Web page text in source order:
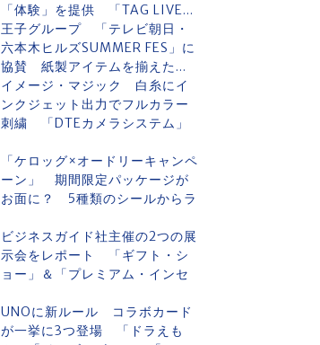
「体験」を提供 「TAG LIVE...
王子グループ 「テレビ朝日・
六本木ヒルズSUMMER FES」に
協賛 紙製アイテムを揃えた...
イメージ・マジック 白糸にイ
ンクジェット出力でフルカラー
刺繍 「DTEカメラシステム」
「ケロッグ×オードリーキャンペ
ーン」 期間限定パッケージが
お面に？ 5種類のシールからラ
ビジネスガイド社主催の2つの展
示会をレポート 「ギフト・シ
ョー」＆「プレミアム・インセ
UNOに新ルール コラボカード
が一挙に3つ登場 「ドラえも